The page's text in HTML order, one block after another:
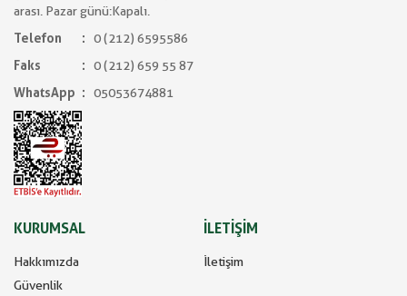
arası. Pazar günü:Kapalı.
Telefon
0 (212) 6595586
Faks
0 (212) 659 55 87
WhatsApp
05053674881
KURUMSAL
Hakkımızda
Güvenlik
İLETİŞİM
İletişim